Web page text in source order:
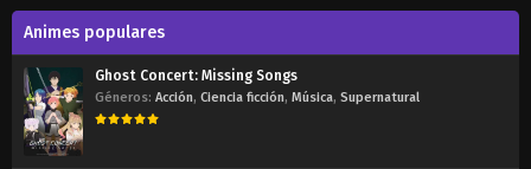
Animes populares
Ghost Concert: Missing Songs
Géneros: Acción, Ciencia ficción, Música, Supernatural